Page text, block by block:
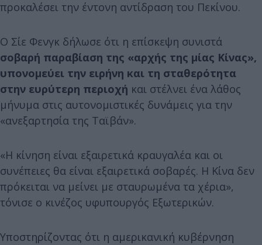
προκαλέσει την έντονη αντίδραση του Πεκίνου.
Ο Σίε Φενγκ δήλωσε ότι η επίσκεψη συνιστά
σοβαρή παραβίαση της «αρχής της μίας Κίνας»,
υπονομεύει την ειρήνη και τη σταθερότητα
στην ευρύτερη περιοχή και στέλνει ένα λάθος
μήνυμα στις αυτονομιστικές δυνάμεις για την
«ανεξαρτησία της Ταϊβάν».
«Η κίνηση είναι εξαιρετικά κραυγαλέα και οι
συνέπειες θα είναι εξαιρετικά σοβαρές. Η Κίνα δεν
πρόκειται να μείνει με σταυρωμένα τα χέρια»,
τόνισε ο κινέζος υφυπουργός Εξωτερικών.
Υποστηρίζοντας ότι η αμερικανική κυβέρνηση